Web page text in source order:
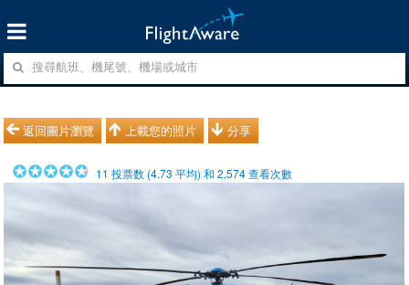
返回圖片瀏覽 上載您的照片 分享
11 投票数 (4.73 平均) 和2,574查看次數